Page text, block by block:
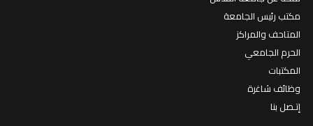
مكتب رئيس الجامعة
المتاحف والمراكز
الحرم الجامعي
المكتبات
وظائف شاغرة
إتـصل بنا